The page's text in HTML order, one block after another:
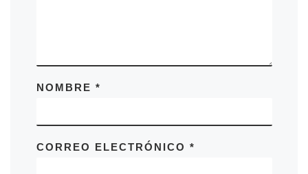
NOMBRE *
CORREO ELECTRÓNICO *